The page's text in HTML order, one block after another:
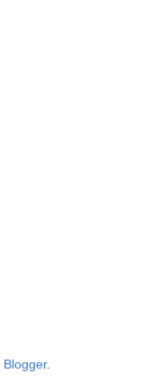
Blogger.